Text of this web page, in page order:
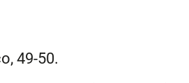
anno, fu nominato
49-50.